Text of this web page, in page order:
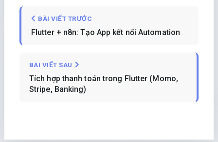
BÀI VIẾT TRƯỚC
Flutter + n8n: Tạo App kết nối Automation
BÀI VIẾT SAU
Tích hợp thanh toán trong Flutter (Momo,
Stripe, Banking)